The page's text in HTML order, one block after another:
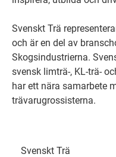
Svenskt Trä
och är en del av
Skogsindustrierna.
svensk limträ-, KL-trä-
har ett nära samarbete
trävarugrossisterna.
Svenskt Trä